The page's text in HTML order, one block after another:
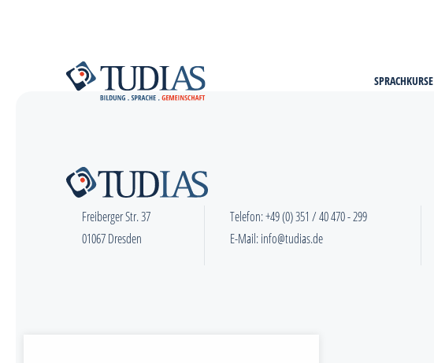
SPRACHKURSE
Freiberger Str. 37
01067 Dresden
Telefon:+49 (0) 351 / 40 470 - 299
E-Mail:info@tudias.de